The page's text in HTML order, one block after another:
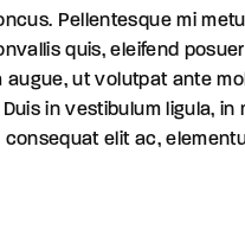
Pellentesque mi
quis, eleifend
augue, ut volutpat ante
in vestibulum ligula, in
consequat elit ac,